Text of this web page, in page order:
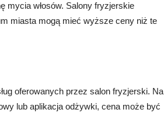
mycia włosów. Salony fryzjerskie
miasta mogą mieć wyższe ceny niż te
oferowanych przez salon fryzjerski. Na
lub aplikacja odżywki, cena może być